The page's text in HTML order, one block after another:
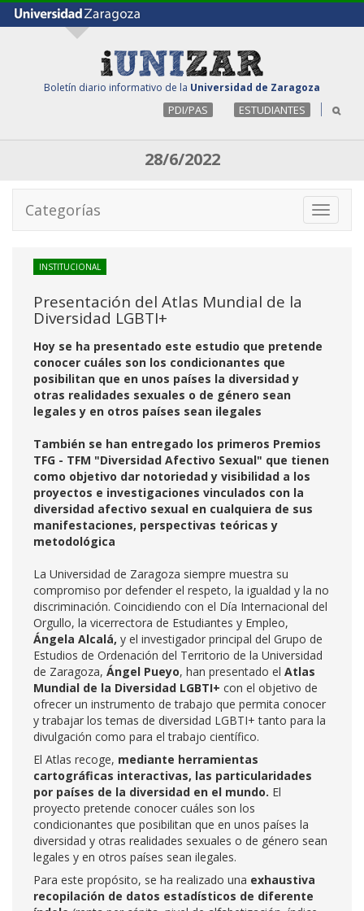
Boletín diario informativo de la Universidad de Zaragoza
PDI/PAS ESTUDIANTES
28/6/2022
Toggle
Categorías
INSTITUCIONAL
Presentación del Atlas Mundial de la
Diversidad LGBTI+
Hoy se ha presentado este estudio que pretende
conocer cuáles son los condicionantes que
posibilitan que en unos países la diversidad y
otras realidades sexuales o de género sean
legales y en otros países sean ilegales
También se han entregado los primeros Premios
TFG - TFM "Diversidad Afectivo Sexual" que tienen
como objetivo dar notoriedad y visibilidad a los
proyectos e investigaciones vinculados con la
diversidad afectivo sexual en cualquiera de sus
manifestaciones, perspectivas teóricas y
metodológica
La Universidad de Zaragoza siempre muestra su
compromiso por defender el respeto, la igualdad y la no
discriminación. Coincidiendo con el Día Internacional del
Orgullo, la vicerrectora de Estudiantes y Empleo,
Ángela Alcalá, y el investigador principal del Grupo de
Estudios de Ordenación del Territorio de la Universidad
de Zaragoza, Ángel Pueyo, han presentado el Atlas
Mundial de la Diversidad LGBTI+ con el objetivo de
ofrecer un instrumento de trabajo que permita conocer
y trabajar los temas de diversidad LGBTI+ tanto para la
divulgación como para el trabajo científico.
El Atlas recoge, mediante herramientas
cartográficas interactivas, las particularidades
por países de la diversidad en el mundo. El
proyecto pretende conocer cuáles son los
condicionantes que posibilitan que en unos países la
diversidad y otras realidades sexuales o de género sean
legales y en otros países sean ilegales.
Para este propósito, se ha realizado una exhaustiva
recopilación de datos estadísticos de diferente